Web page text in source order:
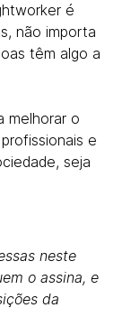
é
não importa
têm algo a
melhorar o
e
seja
neste
o assina, e
da